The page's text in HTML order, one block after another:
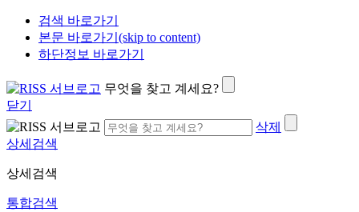
검색 바로가기
본문 바로가기(skip to content)
하단정보 바로가기
무엇을 찾고 계세요?
닫기
삭제
상세검색
상세검색
통합검색